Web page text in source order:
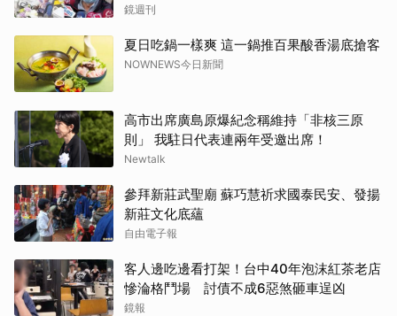
乾妹法庭抗辯引眾怒
鏡週刊
夏日吃鍋一樣爽 這一鍋推百果酸香湯底搶客
NOWNEWS今日新聞
高市出席廣島原爆紀念稱維持「非核三原
則」 我駐日代表連兩年受邀出席！
Newtalk
參拜新莊武聖廟 蘇巧慧祈求國泰民安、發揚
新莊文化底蘊
自由電子報
客人邊吃邊看打架！台中40年泡沫紅茶老店
慘淪格鬥場 討債不成6惡煞砸車逞凶
鏡報